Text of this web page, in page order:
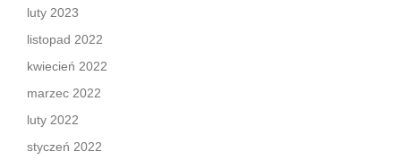
luty 2023
listopad 2022
kwiecień 2022
marzec 2022
luty 2022
styczeń 2022